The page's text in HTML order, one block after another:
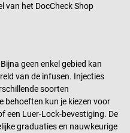
van het DocCheck Shop
geen enkel gebied kan
van de infusen. Injecties
soorten
behoeften kun je kiezen voor
een Luer-Lock-bevestiging. De
graduaties en nauwkeurige